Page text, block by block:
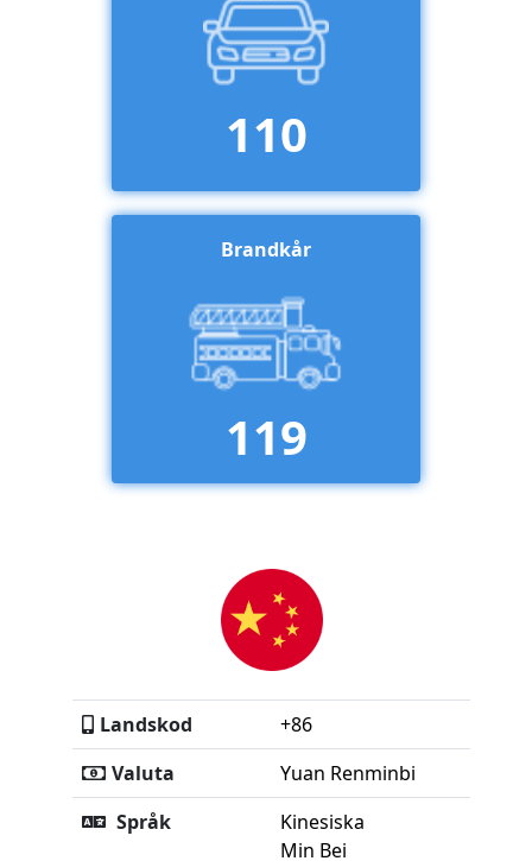
110
Brandkår
119
Landskod
+86
Valuta
Yuan Renminbi
Språk
Kinesiska
Min Bei